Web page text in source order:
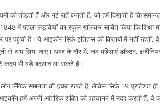
को तोड़ती हैं और नई राहें बनाती हैं, जो हमें दिखाती हैं कि
में पहला लड़कियों का स्कूल खोलकर साबित किया कि
पहुंची हैं। ये आइकॉन सिर्फ इतिहास की किताबों में नहीं रहतीं, वे
से थाम लिया जाए। आज के दौर में, जब महिलाएं डॉक्टर,
कदम भी बड़े बदलाव ला सकते हैं।​
लैंगिक समानता की इच्छा रखते हैं, लेकिन सिर्फ 39 प्रतिशत ही
हमें अपनी आंतरिक शक्ति को पहचानने में मदद करती हैं, वे